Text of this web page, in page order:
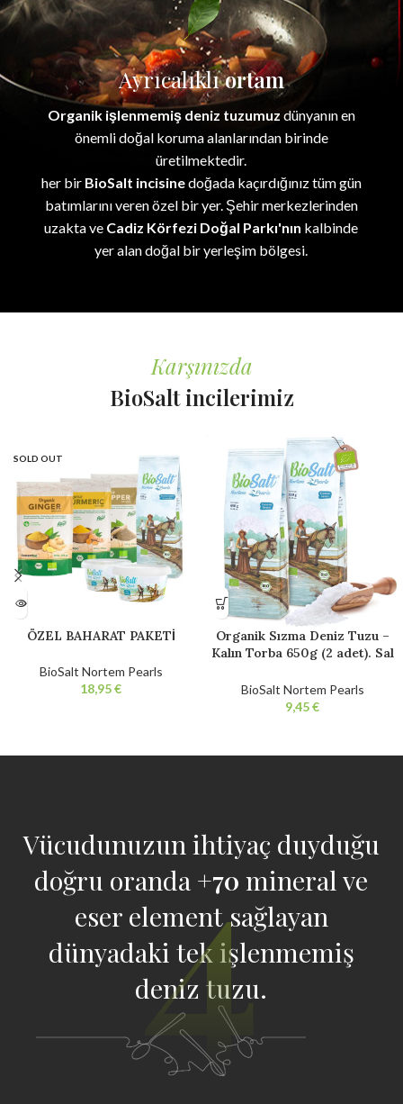
Ayrıcalıklıortam
Organik işlenmemiş deniz tuzumuz dünyanın en
önemli doğal koruma alanlarından birinde
üretilmektedir.
her bir BioSalt incisinedoğada kaçırdığınız tüm gün
batımlarını veren özel bir yer. Şehir merkezlerinden
uzakta ve Cadiz Körfezi Doğal Parkı'nın kalbinde
yer alan doğal bir yerleşim bölgesi.
Karşınızda
BioSalt incilerimiz
SOLD OUT
ÖZEL BAHARAT PAKETİ
BioSalt Nortem Pearls
€
Organik Sızma Deniz Tuzu –
Kalın Torba 650g (2 adet). Sal
Rafine edilmemiş. Katkı
maddesi içermez.
BioSalt Nortem Pearls
€
Vücudunuzun ihtiyaç duyduğu
doğru oranda +70 mineral ve
eser element sağlayan
dünyadaki tek işlenmemiş
deniz tuzu.
4